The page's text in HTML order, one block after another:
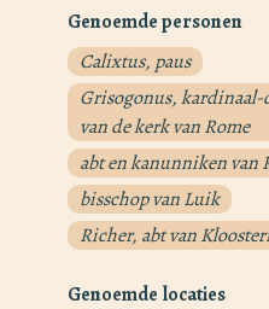
Genoemde personen
Calixtus, paus
Grisogonus,
van de kerk van Rome
abt en kanunniken van
bisschop van Luik
Richer, abt van
Genoemde locaties